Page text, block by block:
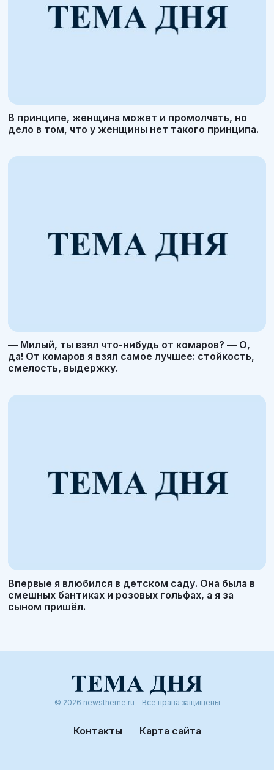
В принципе, женщина может и промолчать, но
дело в том, что у женщины нет такого принципа.
— Милый, ты взял что-нибудь от комаров? — О,
да! От комаров я взял самое лучшее: стойкость,
смелость, выдержку.
Впервые я влюбился в детском саду. Она была в
смешных бантиках и розовых гольфах, а я за
сыном пришёл.
© 2026 newstheme.ru - Все права защищены
Контакты Карта сайта